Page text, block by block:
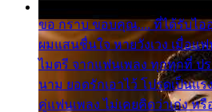
ขอ กราบ ขอบคุณ.... ที่ได้รับไอ
ผมแสนชื่นใจ หายวังเวง เมื่อแ
ไมตรี จากแฟนเพลง ทุกทุกที่ ป
นาม ยอดรักเอาไว้ โปรดเป็นแร
คู่แฟนเพลง ไม่เคยคิดว่าเก่ง ห